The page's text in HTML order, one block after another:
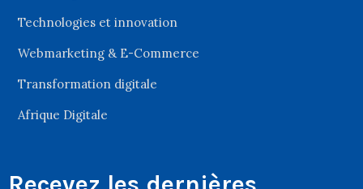
Technologies et innovation
Webmarketing & E-Commerce
Transformation digitale
Afrique Digitale